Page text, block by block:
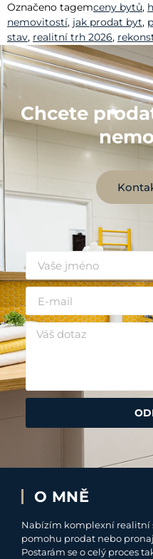
Označeno tagemceny bytů,
nemovitostí, jak prodat byt,
stav, realitní trh 2026,
Chcete
O MNĚ
Nabízím komplexní realitní
pomohu prodat nebo
Postarám se o celý proces